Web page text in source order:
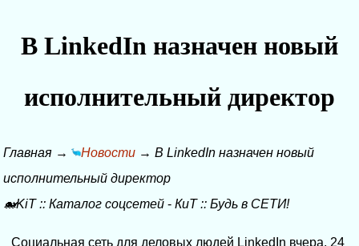
В LinkedIn назначен новый
исполнительный директор
Главная → Новости → В LinkedIn назначен новый
исполнительный директор
🐋KiT:: Каталог соцсетей - КиТ:: Будь в СЕТИ!
Социальная сеть для деловых людей LinkedIn вчера, 24